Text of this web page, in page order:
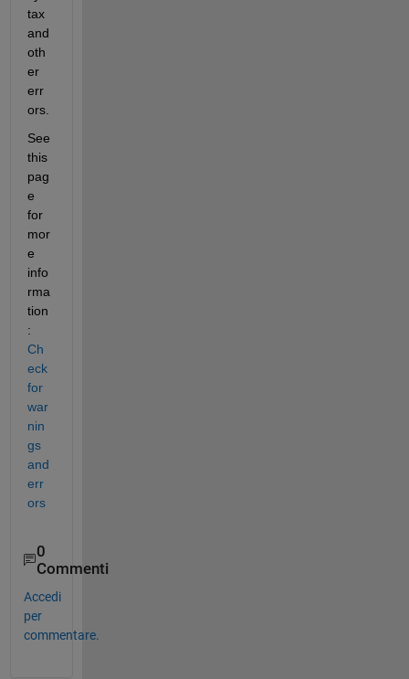
tax
and
oth
er
err
ors.
See
this
pag
e
for
mor
e
info
rma
tion
:
Ch
eck
for
war
nin
gs
and
err
ors
0
Commenti
Accedi
per
commentare.